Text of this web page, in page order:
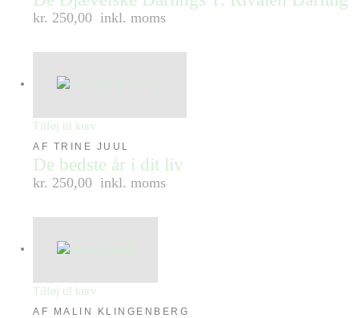
kr. 250,00 inkl. moms
Tilføj til kurv
AF TRINE JUUL
De bedste år i dit liv
kr. 250,00 inkl. moms
Tilføj til kurv
AF MALIN KLINGENBERG